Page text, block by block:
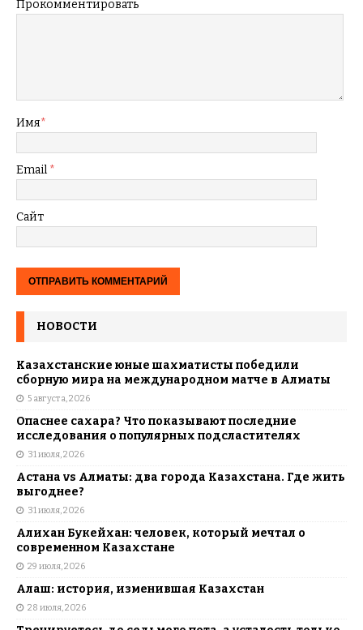
Прокомментировать
Имя*
Email *
Сайт
НОВОСТИ
Казахстанские юные шахматисты победили
сборную мира на международном матче в Алматы
5 августа, 2026
Опаснее сахара? Что показывают последние
исследования о популярных подсластителях
31 июля, 2026
Астана vs Алматы: два города Казахстана. Где жить
выгоднее?
31 июля, 2026
Алихан Букейхан: человек, который мечтал о
современном Казахстане
29 июля, 2026
Алаш: история, изменившая Казахстан
28 июля, 2026